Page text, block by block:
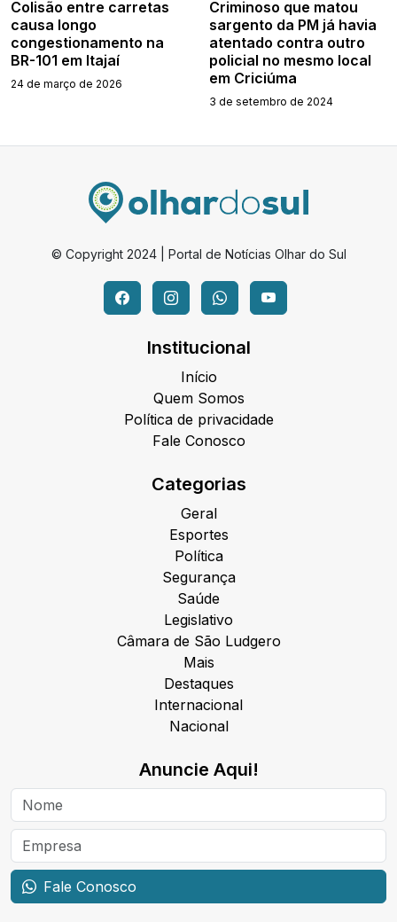
Colisão entre carretas
causa longo
congestionamento na
BR-101 em Itajaí
24 de março de 2026
Criminoso que matou
sargento da PM já havia
atentado contra outro
policial no mesmo local
em Criciúma
3 de setembro de 2024
© Copyright 2024 | Portal de Notícias Olhar do Sul
Institucional
Início
Quem Somos
Política de privacidade
Fale Conosco
Categorias
Geral
Esportes
Política
Segurança
Saúde
Legislativo
Câmara de São Ludgero
Mais
Destaques
Internacional
Nacional
Anuncie Aqui!
Fale Conosco